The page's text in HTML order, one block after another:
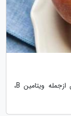
هلو سرشار از ویتامین ها و مواد معدنی فراوان ازجمله ویتامین B،